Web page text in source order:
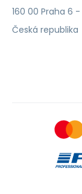
160 00 Praha 6
Česká republika